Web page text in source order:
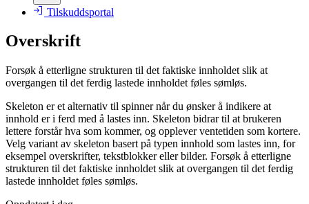
Tilskuddsportal
Overskrift
Forsøk å etterligne strukturen til det faktiske innholdet slik at
overgangen til det ferdig lastede innholdet føles sømløs.
Skeleton er et alternativ til spinner når du ønsker å indikere at
innhold er i ferd med å lastes inn. Skeleton bidrar til at brukeren
lettere forstår hva som kommer, og opplever ventetiden som kortere.
Velg variant av skeleton basert på typen innhold som lastes inn, for
eksempel overskrifter, tekstblokker eller bilder. Forsøk å etterligne
strukturen til det faktiske innholdet slik at overgangen til det ferdig
lastede innholdet føles sømløs.